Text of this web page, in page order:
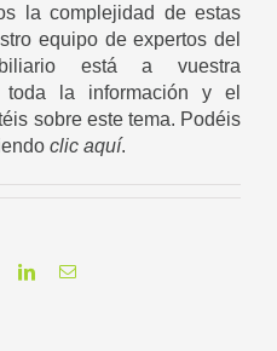
la complejidad de estas
equipo de expertos del
está a vuestra
toda la información y el
sobre este tema. Podéis
clic aquí.
LinkedInCorreo